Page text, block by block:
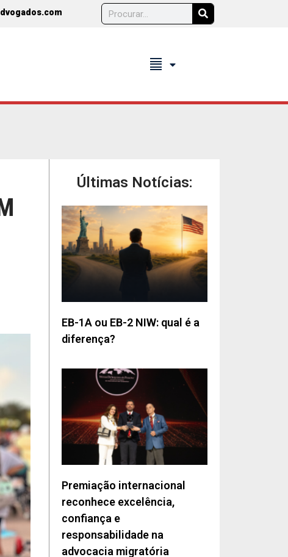
format_align_justify
Últimas Notícias:
EB-1A ou EB-2 NIW: qual é a
diferença?
Premiação internacional
reconhece excelência,
confiança e
responsabilidade na
advocacia migratória